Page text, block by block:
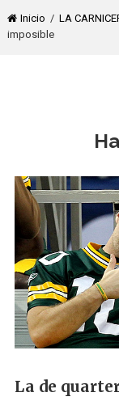
Inicio / LA
imposible
La de